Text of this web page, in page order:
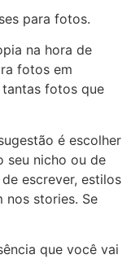
para fotos.
na hora de
fotos em
fotos que
é escolher
seu nicho ou de
escrever, estilos
nos stories. Se
que você vai